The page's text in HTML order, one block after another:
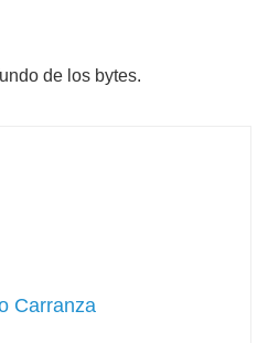
de los bytes.
Carranza